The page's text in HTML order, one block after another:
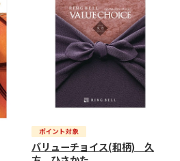
バリューチョイス(和柄) 久